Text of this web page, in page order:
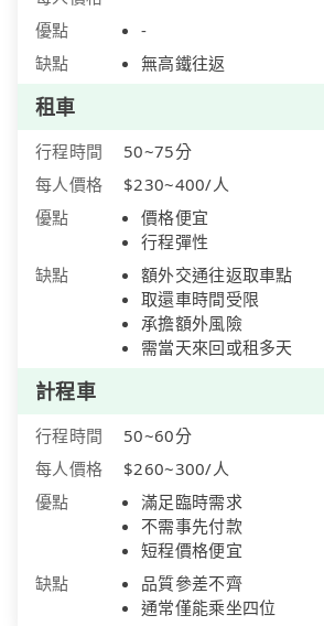
優點
-
缺點
無高鐵往返
租車
行程時間
50~75分
每人價格
$230~400/人
優點
價格便宜
行程彈性
缺點
額外交通往返取車點
取還車時間受限
承擔額外風險
需當天來回或租多天
計程車
行程時間
50~60分
每人價格
$260~300/人
優點
滿足臨時需求
不需事先付款
短程價格便宜
缺點
品質參差不齊
通常僅能乘坐四位